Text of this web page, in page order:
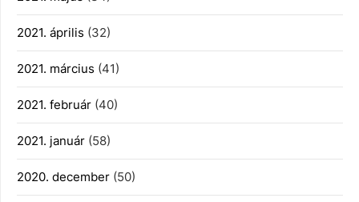
2021. április (32)
2021. március (41)
2021. február (40)
2021. január (58)
2020. december (50)